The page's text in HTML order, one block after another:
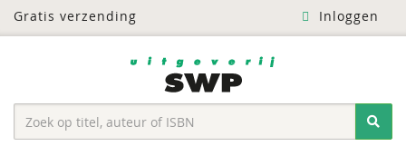
Gratis verzending Inloggen